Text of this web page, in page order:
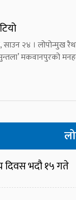
साउन २४ । लोपोन्मुख
मकवानपुरको
दिवस भदौ १५ गते